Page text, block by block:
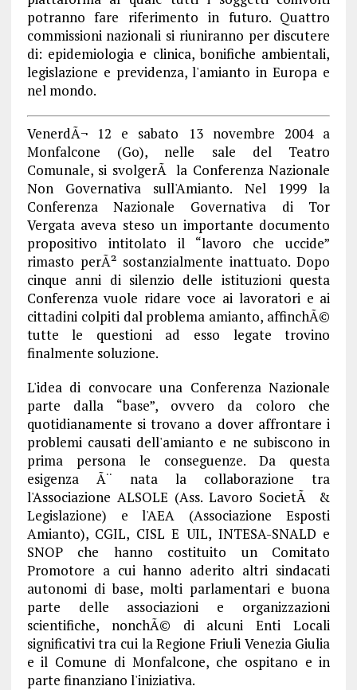
potranno fare riferimento in futuro. Quattro
commissioni nazionali si riuniranno per discutere
di: epidemiologia e clinica, bonifiche ambientali,
legislazione e previdenza, l'amianto in Europa e
nel mondo.
VenerdÃ¬ 12 e sabato 13 novembre 2004 a
Monfalcone (Go), nelle sale del Teatro
Comunale, si svolgerÃ la Conferenza Nazionale
Non Governativa sull'Amianto. Nel 1999 la
Conferenza Nazionale Governativa di Tor
Vergata aveva steso un importante documento
propositivo intitolato il “lavoro che uccide”
rimasto perÃ² sostanzialmente inattuato. Dopo
cinque anni di silenzio delle istituzioni questa
Conferenza vuole ridare voce ai lavoratori e ai
cittadini colpiti dal problema amianto, affinchÃ©
tutte le questioni ad esso legate trovino
finalmente soluzione.
L'idea di convocare una Conferenza Nazionale
parte dalla “base”, ovvero da coloro che
quotidianamente si trovano a dover affrontare i
problemi causati dell'amianto e ne subiscono in
prima persona le conseguenze. Da questa
esigenza Ã¨ nata la collaborazione tra
l'Associazione ALSOLE (Ass. Lavoro SocietÃ &
Legislazione) e l'AEA (Associazione Esposti
Amianto), CGIL, CISL E UIL, INTESA-SNALD e
SNOP che hanno costituito un Comitato
Promotore a cui hanno aderito altri sindacati
autonomi di base, molti parlamentari e buona
parte delle associazioni e organizzazioni
scientifiche, nonchÃ© di alcuni Enti Locali
significativi tra cui la Regione Friuli Venezia Giulia
e il Comune di Monfalcone, che ospitano e in
parte finanziano l'iniziativa.